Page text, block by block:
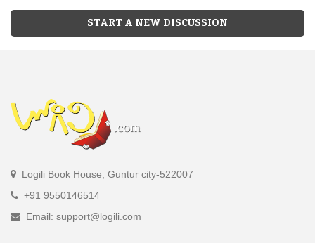
START A NEW DISCUSSION
Logili Book House, Guntur city-522007
+91 9550146514
Email: support@logili.com